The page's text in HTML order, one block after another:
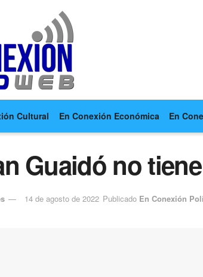
Cultural En Conexión Económica En
Guaidó no
14 de agosto de 2022 Publicado En Conexión